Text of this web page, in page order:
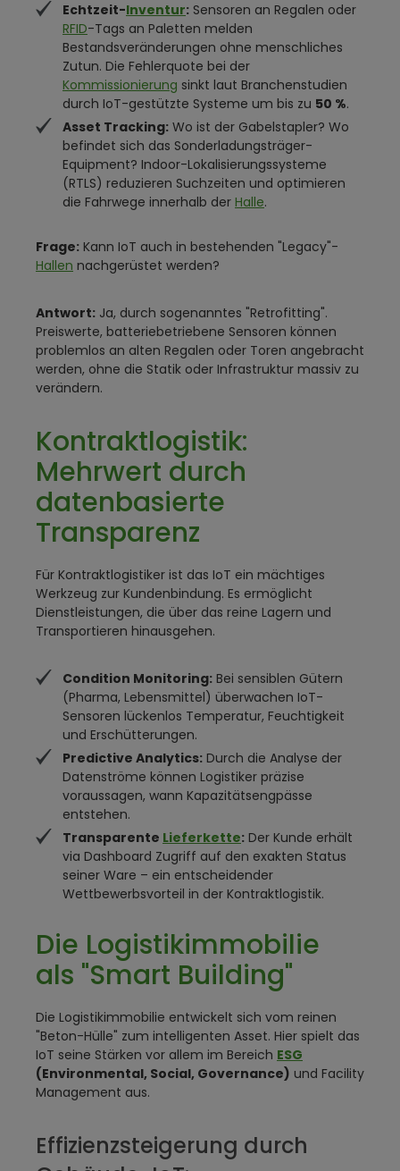
Echtzeit-Inventur: Sensoren an Regalen oder
RFID-Tags an Paletten melden
Bestandsveränderungen ohne menschliches
Zutun. Die Fehlerquote bei der
Kommissionierung sinkt laut Branchenstudien
durch IoT-gestützte Systeme um bis zu 50 %.
Asset Tracking: Wo ist der Gabelstapler? Wo
befindet sich das Sonderladungsträger-
Equipment? Indoor-Lokalisierungssysteme
(RTLS) reduzieren Suchzeiten und optimieren
die Fahrwege innerhalb der Halle.
Frage: Kann IoT auch in bestehenden "Legacy"-
Hallen nachgerüstet werden?
Antwort: Ja, durch sogenanntes "Retrofitting".
Preiswerte, batteriebetriebene Sensoren können
problemlos an alten Regalen oder Toren angebracht
werden, ohne die Statik oder Infrastruktur massiv zu
verändern.
Kontraktlogistik:
Mehrwert durch
datenbasierte
Transparenz
Für Kontraktlogistiker ist das IoT ein mächtiges
Werkzeug zur Kundenbindung. Es ermöglicht
Dienstleistungen, die über das reine Lagern und
Transportieren hinausgehen.
Condition Monitoring: Bei sensiblen Gütern
(Pharma, Lebensmittel) überwachen IoT-
Sensoren lückenlos Temperatur, Feuchtigkeit
und Erschütterungen.
Predictive Analytics: Durch die Analyse der
Datenströme können Logistiker präzise
voraussagen, wann Kapazitätsengpässe
entstehen.
Transparente Lieferkette: Der Kunde erhält
via Dashboard Zugriff auf den exakten Status
seiner Ware – ein entscheidender
Wettbewerbsvorteil in der Kontraktlogistik.
Die Logistikimmobilie
als "Smart Building"
Die Logistikimmobilie entwickelt sich vom reinen
"Beton-Hülle" zum intelligenten Asset. Hier spielt das
IoT seine Stärken vor allem im Bereich ESG
(Environmental, Social, Governance) und Facility
Management aus.
Effizienzsteigerung durch